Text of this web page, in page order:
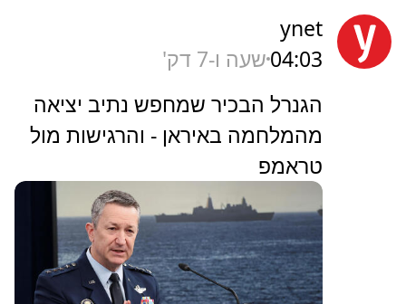
ynet
04:03שעה ו-7 דק'
הגנרל הבכיר שמחפש נתיב יציאה
מהמלחמה באיראן - והרגישות מול
טראמפ